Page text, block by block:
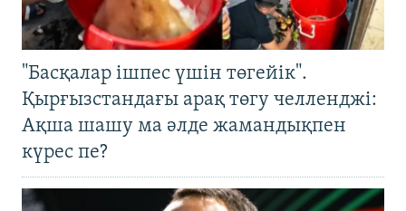
"Басқалар ішпес үшін төгейік".
Қырғызстандағы арақ төгу челленджі:
Ақша шашу ма әлде жамандықпен
күрес пе?